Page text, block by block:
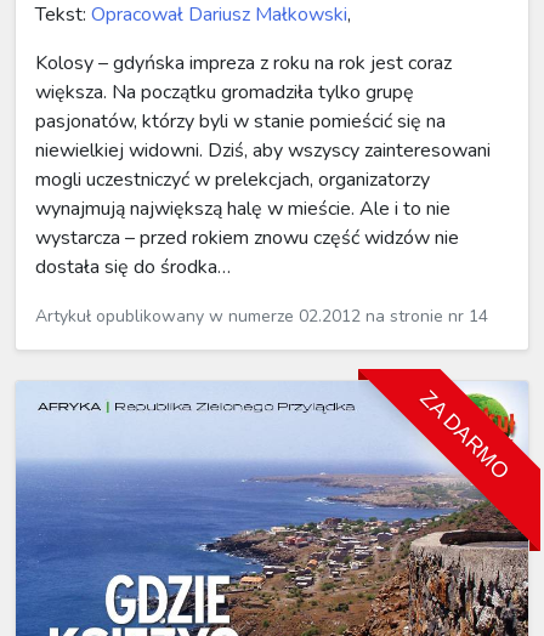
Tekst: Opracował Dariusz Małkowski,
Kolosy – gdyńska impreza z roku na rok jest coraz
większa. Na początku gromadziła tylko grupę
pasjonatów, którzy byli w stanie pomieścić się na
niewielkiej widowni. Dziś, aby wszyscy zainteresowani
mogli uczestniczyć w prelekcjach, organizatorzy
wynajmują największą halę w mieście. Ale i to nie
wystarcza – przed rokiem znowu część widzów nie
dostała się do środka…
Artykuł opublikowany w numerze 02.2012 na stronie nr 14
ZA DARMO